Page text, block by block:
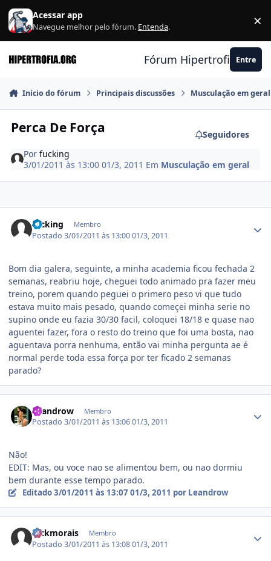
Ir para conteúdo
Acessar app
Navegue melhor pelo fórum. Entenda. ×
Fórum Hipertrofia.org
Entre
Início do fórum Principais discussões Musculação em geral
Perca De Força
Seguidores
Porfucking
3/01/2011 às 13:0001/3, 2011 Em Musculação em geral
fucking Membro
Postado3/01/2011 às 13:0001/3, 2011
Bom dia galera, seguinte, a minha academia ficou fechada 2
semanas, reabriu hoje, cheguei todo animado pra fazer meu
treino, porem quando peguei o primero peso vi que tudo
estava muito mais pesado, quando começei minha serie no
supino onde eu fazia 30/30 facil, coloquei 18/18 e quase nao
aguentei fazer, fora o resto do treino que foi uma bosta, nao
aguentava porra nenhuma, então vai minha pergunta ae é
normal perde toda essa força por ter ficado 2 semanas
parado?
Leandrow Membro
Postado3/01/2011 às 13:0601/3, 2011
Não!
EDIT: Mas, ou voce nao se alimentou bem, ou nao dormiu
bem durante esse tempo parado.
Editado3/01/2011 às 13:0701/3, 2011 por Leandrow
hickmorais Membro
Postado3/01/2011 às 13:0801/3, 2011